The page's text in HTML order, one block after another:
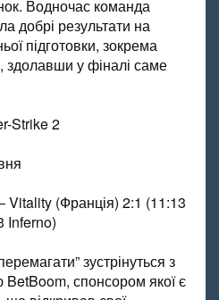
Водночас команда
добрі результати на
підготовки, зокрема
здолавши у фіналі саме
Strike 2
Vitality (Франція) 2:1 (11:13
Inferno)
зустрінуться з
BetBoom, спонсором якої є